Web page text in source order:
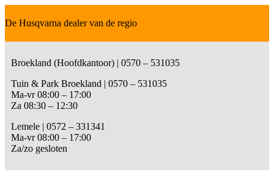
De Husqvarna dealer van de regio
Broekland (Hoofdkantoor) | 0570 – 531035
Tuin & Park Broekland | 0570 – 531035
Ma-vr 08:00 – 17:00
Za 08:30 – 12:30
Lemele | 0572 – 331341
Ma-vr 08:00 – 17:00
Za/zo gesloten